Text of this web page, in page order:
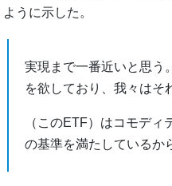
ように示した。
実現まで一番近いと思う
を欲しており、我々はそ
（このETF）はコモデ
の基準を満たしているか